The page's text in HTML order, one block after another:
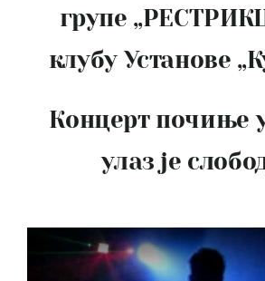
групе
клубу Установе
Концерт почиње у
улаз је